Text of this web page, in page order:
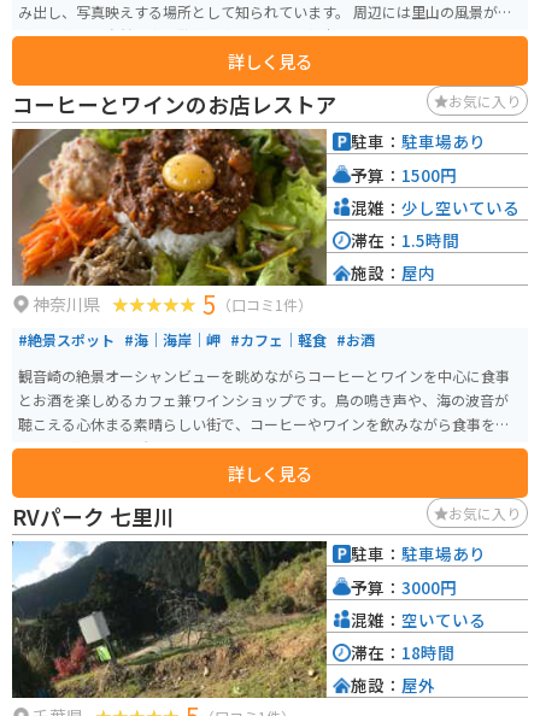
み出し、写真映えする場所として知られています。 周辺には里山の風景が広
がり、静かな自然の中で散策を楽しめるのも魅力です。トンネル付近は足元
が滑りやすく、雨天時は特に注意が必要なため歩きやすい靴がおすすめで
す。 バイクで訪れる場合、養老渓谷周辺のワインディングを楽しみながらア
クセスできるルートで、ツーリングの立ち寄りスポットとしても最適です
が、道幅が狭い区間もあるため慎重な走行が求められます。目的地の途中か
ら電波が入らなくなります。また、道が濡れていたりぬかるんでいる箇所が
あり、運転に自信がない人は特に注意が必要です。
詳しく見る
コーヒーとワインのお店レストア お気に入り
神奈川県 5 （口コミ1件）
#絶景スポット #海｜海岸｜岬 #カフェ｜軽食 #お酒
観音崎の絶景オーシャンビューを眺めながらコーヒーとワインを中心に食事
とお酒を楽しめるカフェ兼ワインショップです。鳥の鳴き声や、海の波音が
聴こえる心休まる素晴らしい街で、コーヒーやワインを飲みながら食事をす
ることができる場所です。
詳しく見る
駐車： 駐車場あり
予算： 1500円
混雑： 少し空いている
滞在： 1.5時間
施設： 屋内
RVパーク 七里川 お気に入り
駐車： 駐車場あり
予算： 3000円
混雑： 空いている
滞在： 18時間
施設： 屋外